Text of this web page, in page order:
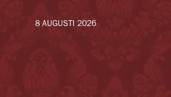
8 AUGUSTI 2026